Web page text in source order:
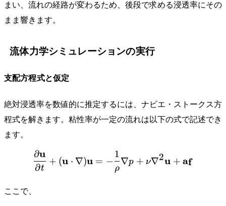
まい、流れの経路が変わるため、後段で求める浸透率にその
まま響きます。
流体力学シミュレーションの実行
支配方程式と仮定
絶対浸透率を数値的に推定するには、ナビエ・ストークス方
程式を解きます。粘性率が一定の流れは以下の式で記述でき
ます。
\frac{\partial
∂t
∂u
+ (u ⋅ ∇)u = −
ρ
1
∇p + ν∇2u + af
ここで、